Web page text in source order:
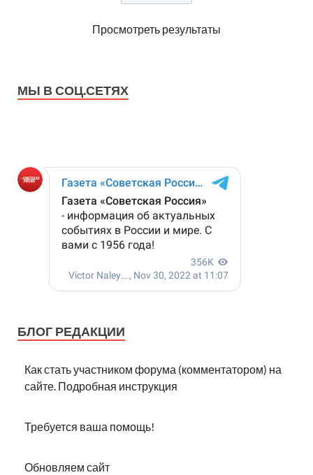
Просмотреть результаты
МЫ В СОЦ.СЕТЯХ
БЛОГ РЕДАКЦИИ
Как стать участником форума (комментатором) на
сайте. Подробная инструкция
Требуется ваша помощь!
Обновляем сайт